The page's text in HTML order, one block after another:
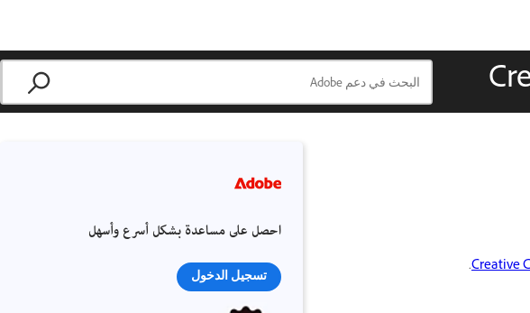
.
احصل على مساعدة بشكل أسرع وأسهل
تسجيل الدخول